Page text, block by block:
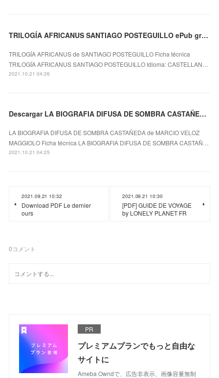
TRILOGÍA AFRICANUS SANTIAGO POSTEGUILLO ePub gratis
TRILOGÍA AFRICANUS de SANTIAGO POSTEGUILLO Ficha técnica
TRILOGÍA AFRICANUS SANTIAGO POSTEGUILLO Idioma: CASTELLAN…
2021.10.21 04:26
Descargar LA BIOGRAFIA DIFUSA DE SOMBRA CASTAÑEDA MARCIO VELOZ MAGGIOLO Gratis - EPUB, PDF y MOBI
LA BIOGRAFIA DIFUSA DE SOMBRA CASTAÑEDA de MARCIO VELOZ
MAGGIOLO Ficha técnica LA BIOGRAFIA DIFUSA DE SOMBRA CASTAÑ…
2021.10.21 04:25
2021.09.21 10:32
Download PDF Le dernier
ours
2021.09.21 10:30
[PDF] GUIDE DE VOYAGE
by LONELY PLANET FR
0コメント
PR
プレミアムプランでもっと自由な
サイトに
Ameba Owndで、広告非表示、画像容量無制